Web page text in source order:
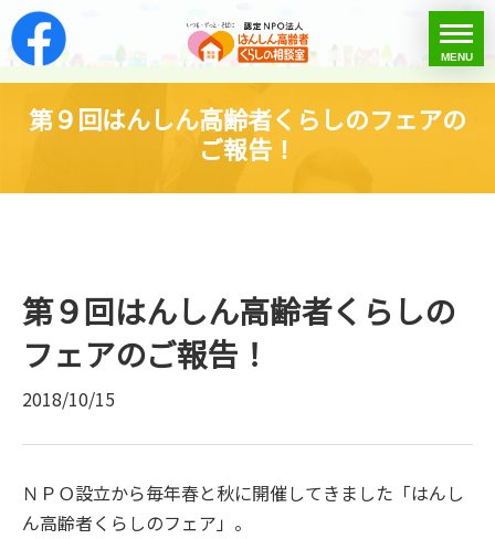
はんしん高齢者くら
toggle
menu
MENU
第９回はんしん高齢者くらしのフェアの
ご報告！
第９回はんしん高齢者くらしの
フェアのご報告！
2018/10/15
ＮＰＯ設立から毎年春と秋に開催してきました「はんし
ん高齢者くらしのフェア」。